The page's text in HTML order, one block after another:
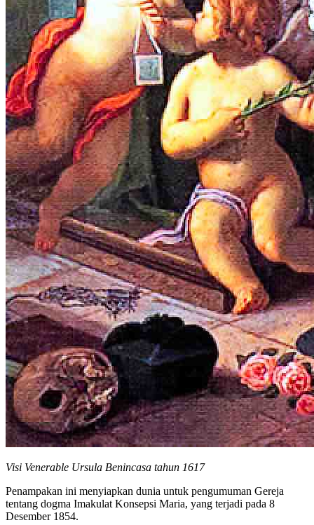
Visi Venerable Ursula Benincasa tahun 1617
Penampakan ini menyiapkan dunia untuk pengumuman Gereja
tentang dogma Imakulat Konsepsi Maria, yang terjadi pada 8
Desember 1854.